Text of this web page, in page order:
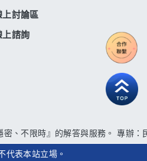
上討論區
上諮詢
、不限時』的解答與服務。 專辦
代表本站立場。